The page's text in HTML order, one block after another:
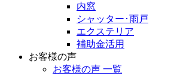
内窓
シャッター･雨戸
エクステリア
補助金活用
お客様の声
お客様の声 一覧